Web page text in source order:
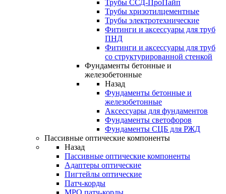
Трубы ССД-ПроПайп
Трубы хризотилцементные
Трубы электротехнические
Фитинги и аксессуары для труб
ПНД
Фитинги и аксессуары для труб
со структурированной стенкой
Фундаменты бетонные и
железобетонные
Назад
Фундаменты бетонные и
железобетонные
Аксессуары для фундаментов
Фундаменты светофоров
Фундаменты СЦБ для РЖД
Пассивные оптические компоненты
Назад
Пассивные оптические компоненты
Адаптеры оптические
Пигтейлы оптические
Патч-корды
MPO патч-корды